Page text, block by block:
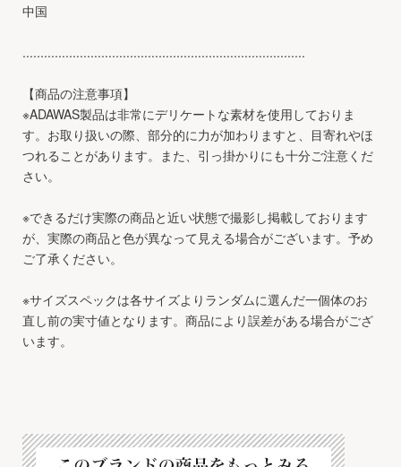
中国
...............................................................................
【商品の注意事項】
※ADAWAS製品は非常にデリケートな素材を使用しておりま
す。お取り扱いの際、部分的に力が加わりますと、目寄れやほ
つれることがあります。また、引っ掛かりにも十分ご注意くだ
さい。
※できるだけ実際の商品と近い状態で撮影し掲載しております
が、実際の商品と色が異なって見える場合がございます。予め
ご了承ください。
※サイズスペックは各サイズよりランダムに選んだ一個体のお
直し前の実寸値となります。商品により誤差がある場合がござ
います。